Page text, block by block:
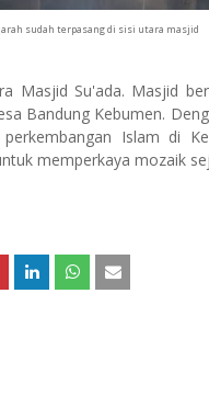
sudah terpasang di sisi utara masjid
Masjid Su'ada. Masjid
Bandung Kebumen.
Islam di
memperkaya mozaik